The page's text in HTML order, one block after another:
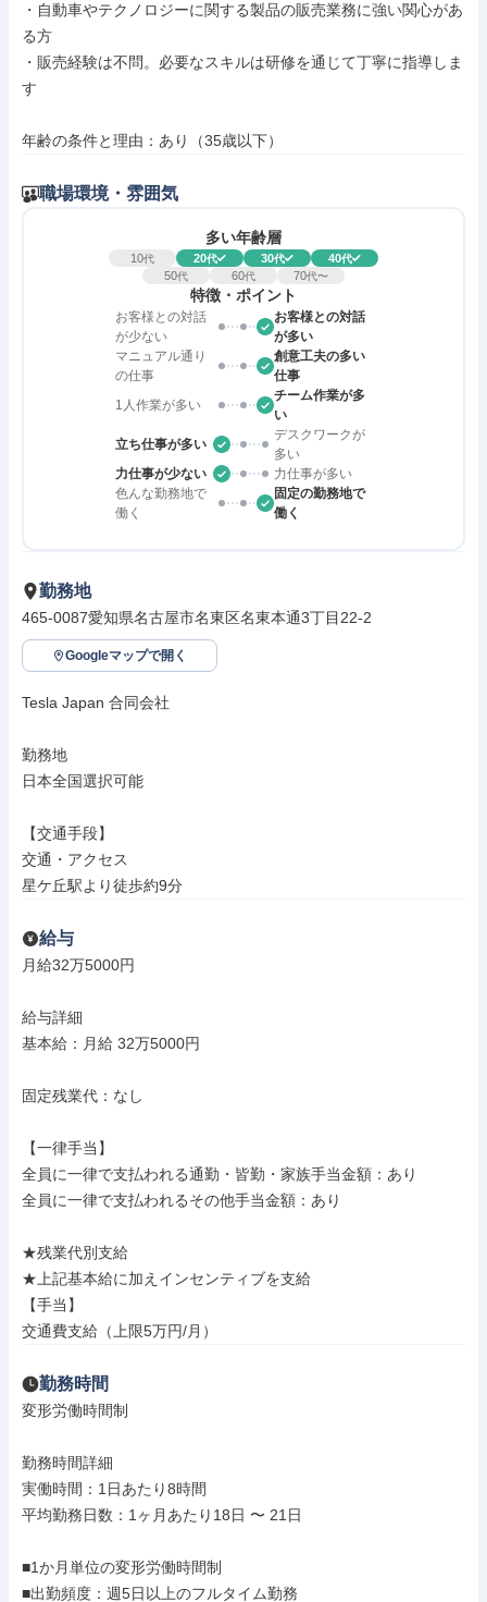
・自動車やテクノロジーに関する製品の販売業務に強い関心があ
る方
・販売経験は不問。必要なスキルは研修を通じて丁寧に指導しま
す
年齢の条件と理由：あり（35歳以下）
職場環境・雰囲気
多い年齢層
10代 20代 30代 40代
50代 60代 70代〜
特徴・ポイント
お客様との対話
が少ない
お客様との対話
が多い
マニュアル通り
の仕事
創意工夫の多い
仕事
1人作業が多い
チーム作業が多
い
立ち仕事が多い
デスクワークが
多い
力仕事が少ない
力仕事が多い
色んな勤務地で
働く
固定の勤務地で
働く
勤務地
465-0087愛知県名古屋市名東区名東本通3丁目22-2
Googleマップで開く
Tesla Japan 合同会社
勤務地
日本全国選択可能
【交通手段】
交通・アクセス
星ケ丘駅より徒歩約9分
給与
月給32万5000円
給与詳細
基本給：月給 32万5000円
固定残業代：なし
【一律手当】
全員に一律で支払われる通勤・皆勤・家族手当金額：あり
全員に一律で支払われるその他手当金額：あり
★残業代別支給
★上記基本給に加えインセンティブを支給
【手当】
交通費支給（上限5万円/月）
勤務時間
変形労働時間制
勤務時間詳細
実働時間：1日あたり8時間
平均勤務日数：1ヶ月あたり18日 〜 21日
■1か月単位の変形労働時間制
■出勤頻度：週5日以上のフルタイム勤務